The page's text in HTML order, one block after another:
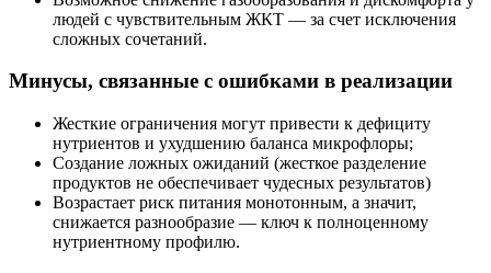
людей с чувствительным ЖКТ — за счет исключения
сложных сочетаний.
Минусы, связанные с ошибками в реализации
Жесткие ограничения могут привести к дефициту
нутриентов и ухудшению баланса микрофлоры;
Создание ложных ожиданий (жесткое разделение
продуктов не обеспечивает чудесных результатов)
Возрастает риск питания монотонным, а значит,
снижается разнообразие — ключ к полноценному
нутриентному профилю.